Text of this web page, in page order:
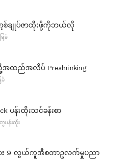
စ်ချုပ်ဇာထိုးဖို့ကိုဘယ်လို
ေခံ
ထည်အလိပ် Preshrinking
ခံ
ပန်းထိုးသင်ခန်းစာ
ေပန်းထိုး
ား 9 လွယ်ကူအီစတာဥလက်မှုပညာ